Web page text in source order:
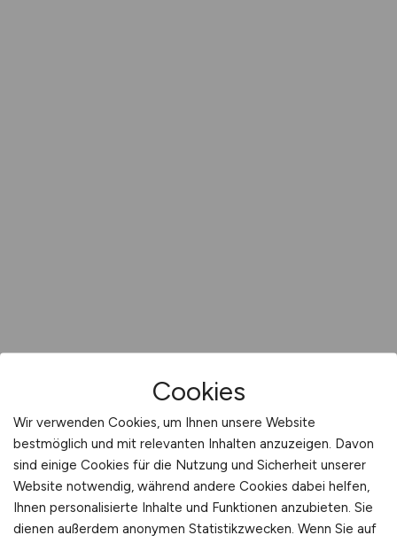
Cookies
Wir verwenden Cookies, um Ihnen unsere Website
bestmöglich und mit relevanten Inhalten anzuzeigen. Davon
sind einige Cookies für die Nutzung und Sicherheit unserer
Website notwendig, während andere Cookies dabei helfen,
Ihnen personalisierte Inhalte und Funktionen anzubieten. Sie
dienen außerdem anonymen Statistikzwecken. Wenn Sie auf